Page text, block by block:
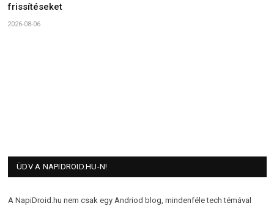
frissítéseket
2026-08-06
ÜDV A NAPIDROID.HU-N!
A NapiDroid.hu nem csak egy Andriod blog, mindenféle tech témával